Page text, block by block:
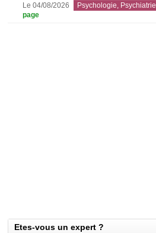
Le 04/08/2026 Psychologie, Psychiatrie
page
Etes-vous un expert ?